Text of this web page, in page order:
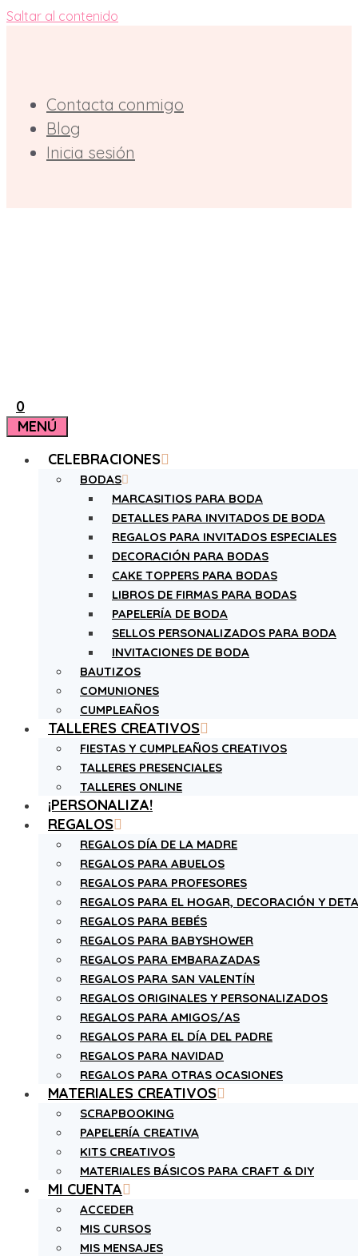
Saltar al contenido
Contacta conmigo
Blog
Inicia sesión
0
MENÚ
CELEBRACIONES
BODAS
MARCASITIOS PARA BODA
DETALLES PARA INVITADOS DE BODA
REGALOS PARA INVITADOS ESPECIALES
DECORACIÓN PARA BODAS
CAKE TOPPERS PARA BODAS
LIBROS DE FIRMAS PARA BODAS
PAPELERÍA DE BODA
SELLOS PERSONALIZADOS PARA BODA
INVITACIONES DE BODA
BAUTIZOS
COMUNIONES
CUMPLEAÑOS
TALLERES CREATIVOS
FIESTAS Y CUMPLEAÑOS CREATIVOS
TALLERES PRESENCIALES
TALLERES ONLINE
¡PERSONALIZA!
REGALOS
REGALOS DÍA DE LA MADRE
REGALOS PARA ABUELOS
REGALOS PARA PROFESORES
REGALOS PARA EL HOGAR, DECORACIÓN Y
REGALOS PARA BEBÉS
REGALOS PARA BABYSHOWER
REGALOS PARA EMBARAZADAS
REGALOS PARA SAN VALENTÍN
REGALOS ORIGINALES Y PERSONALIZADOS
REGALOS PARA AMIGOS/AS
REGALOS PARA EL DÍA DEL PADRE
REGALOS PARA NAVIDAD
REGALOS PARA OTRAS OCASIONES
MATERIALES CREATIVOS
SCRAPBOOKING
PAPELERÍA CREATIVA
KITS CREATIVOS
MATERIALES BÁSICOS PARA CRAFT & DIY
MI CUENTA
ACCEDER
MIS CURSOS
MIS MENSAJES